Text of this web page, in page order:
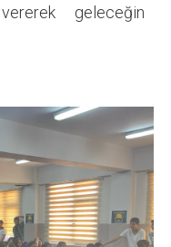
geleceğin